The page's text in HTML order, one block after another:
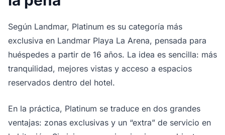
Según Landmar, Platinum es su categoría más
exclusiva en Landmar Playa La Arena, pensada para
huéspedes a partir de 16 años. La idea es sencilla: más
tranquilidad, mejores vistas y acceso a espacios
reservados dentro del hotel.
En la práctica, Platinum se traduce en dos grandes
ventajas: zonas exclusivas y un “extra” de servicio en